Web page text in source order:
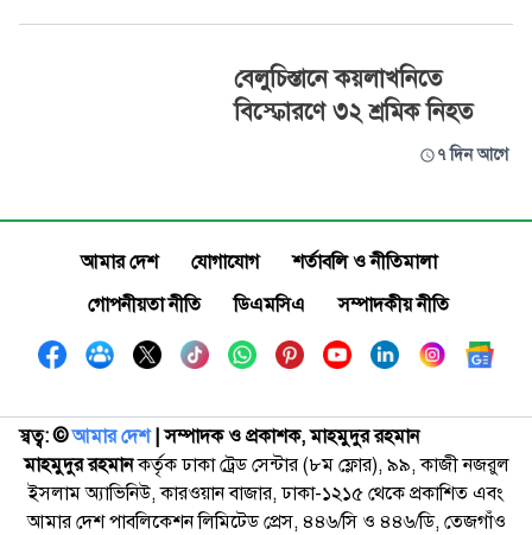
বেলুচিস্তানে কয়লাখনিতে
বিস্ফোরণে ৩২ শ্রমিক নিহত
৭ দিন আগে
আমার দেশ যোগাযোগ
শর্তাবলি ও নীতিমালা
গোপনীয়তা নীতি
ডিএমসিএ সম্পাদকীয় নীতি
স্বত্ব: ©️আমার দেশ| সম্পাদক ও প্রকাশক, মাহমুদুর রহমান
মাহমুদুর রহমানকর্তৃক ঢাকা ট্রেড সেন্টার (৮ম ফ্লোর), ৯৯, কাজী নজরুল
ইসলাম অ্যাভিনিউ, কারওয়ান বাজার, ঢাকা-১২১৫ থেকে প্রকাশিত এবং
আমার দেশ পাবলিকেশন লিমিটেড প্রেস, ৪৪৬/সি ও ৪৪৬/ডি, তেজগাঁও